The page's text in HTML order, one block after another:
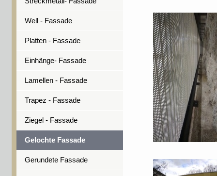
Well - Fassade
Platten - Fassade
Einhänge- Fassade
Lamellen - Fassade
Trapez - Fassade
Ziegel - Fassade
Gelochte Fassade
Gerundete Fassade